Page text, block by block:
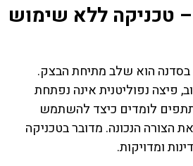
טכניקה ללא שימוש
בסדנה הוא שלב מתיחת הבצק.
פיצה נפוליטנית אינה נפתחת
לומדים כיצד להשתמש
הצורה הנכונה. מדובר בטכניקה
ומדויקות.